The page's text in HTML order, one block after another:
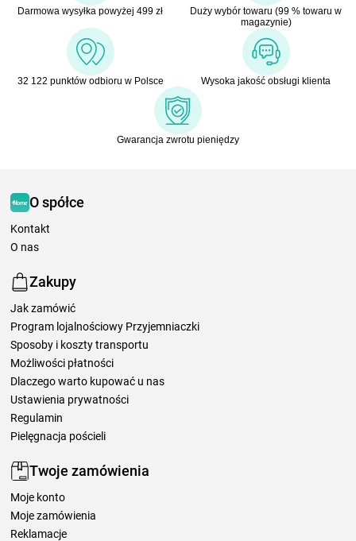
Darmowa wysyłka powyżej 499 zł
Duży wybór towaru (99 % towaru w
magazynie)
32 122 punktów odbioru w Polsce Wysoka jakość obsługi klienta
Gwarancja zwrotu pieniędzy
O spółce
Kontakt
O nas
Zakupy
Jak zamówić
Program lojalnościowy Przyjemniaczki
Sposoby i koszty transportu
Możliwości płatności
Dlaczego warto kupować u nas
Ustawienia prywatności
Regulamin
Pielęgnacja pościeli
Twoje zamówienia
Moje konto
Moje zamówienia
Reklamacje